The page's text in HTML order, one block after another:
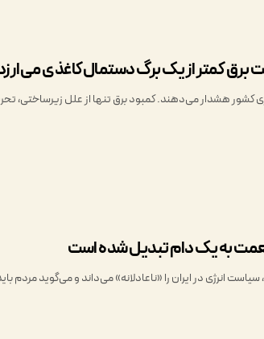
برق کمتر از یک برگ دستمال‌کاغذی
کشور هشدار می‌دهند. کمبود برق تنها از علل زیرساختی،
به یک دام تبدیل شده است
انرژی در ایران را «ناعادلانه» می‌داند و می‌گوید مردم